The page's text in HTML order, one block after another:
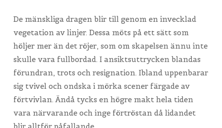
De mänskliga dragen blir till genom en invecklad
vegetation av linjer. Dessa möts på ett sätt som
höljer mer än det röjer, som om skapelsen ännu inte
skulle vara fullbordad. I ansiktsuttrycken blandas
förundran, trots och resignation. Ibland uppenbarar
sig tvivel och ondska i mörka scener färgade av
förtvivlan. Ändå tycks en högre makt hela tiden
vara närvarande och inge förtröstan då lidandet